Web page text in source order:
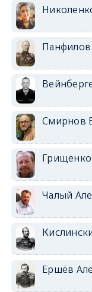
Смирнов
Чалый
Ершёв